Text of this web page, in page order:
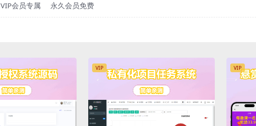
VIP会员专属 永久会员免费
VIP VIP